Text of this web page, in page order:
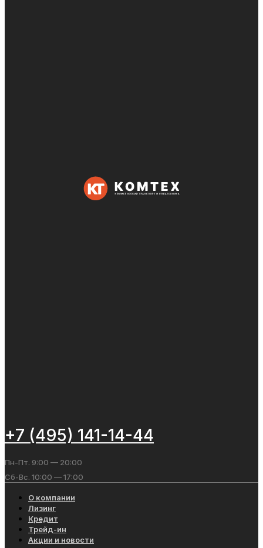
+7 (495) 141-14-44
Пн-Пт. 9:00 — 20:00
Сб-Вс. 10:00 — 17:00
О компании
Лизинг
Кредит
Трейд-ин
Акции и новости